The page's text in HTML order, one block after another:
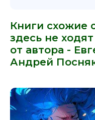
Книги схожие
здесь не
от автора -
Андрей